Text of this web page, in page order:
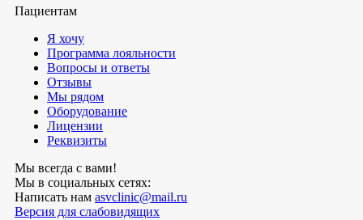
Пациентам
Я хочу
Программа лояльности
Вопросы и ответы
Отзывы
Мы рядом
Оборудование
Лицензии
Реквизиты
Мы всегда с вами!
Мы в социальных сетях:
Написать нам asvclinic@mail.ru
Версия для слабовидящих